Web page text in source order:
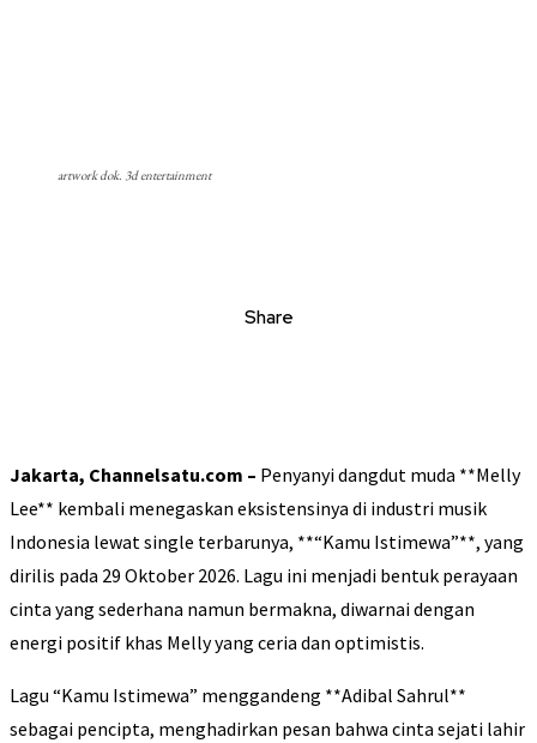
artwork dok. 3d entertainment
Share
Jakarta, Channelsatu.com – Penyanyi dangdut muda **Melly
Lee** kembali menegaskan eksistensinya di industri musik
Indonesia lewat single terbarunya, **“Kamu Istimewa”**, yang
dirilis pada 29 Oktober 2026. Lagu ini menjadi bentuk perayaan
cinta yang sederhana namun bermakna, diwarnai dengan
energi positif khas Melly yang ceria dan optimistis.
Lagu “Kamu Istimewa” menggandeng **Adibal Sahrul**
sebagai pencipta, menghadirkan pesan bahwa cinta sejati lahir